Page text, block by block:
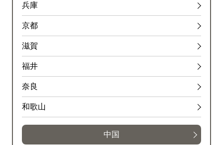
兵庫
京都
滋賀
福井
奈良
和歌山
中国